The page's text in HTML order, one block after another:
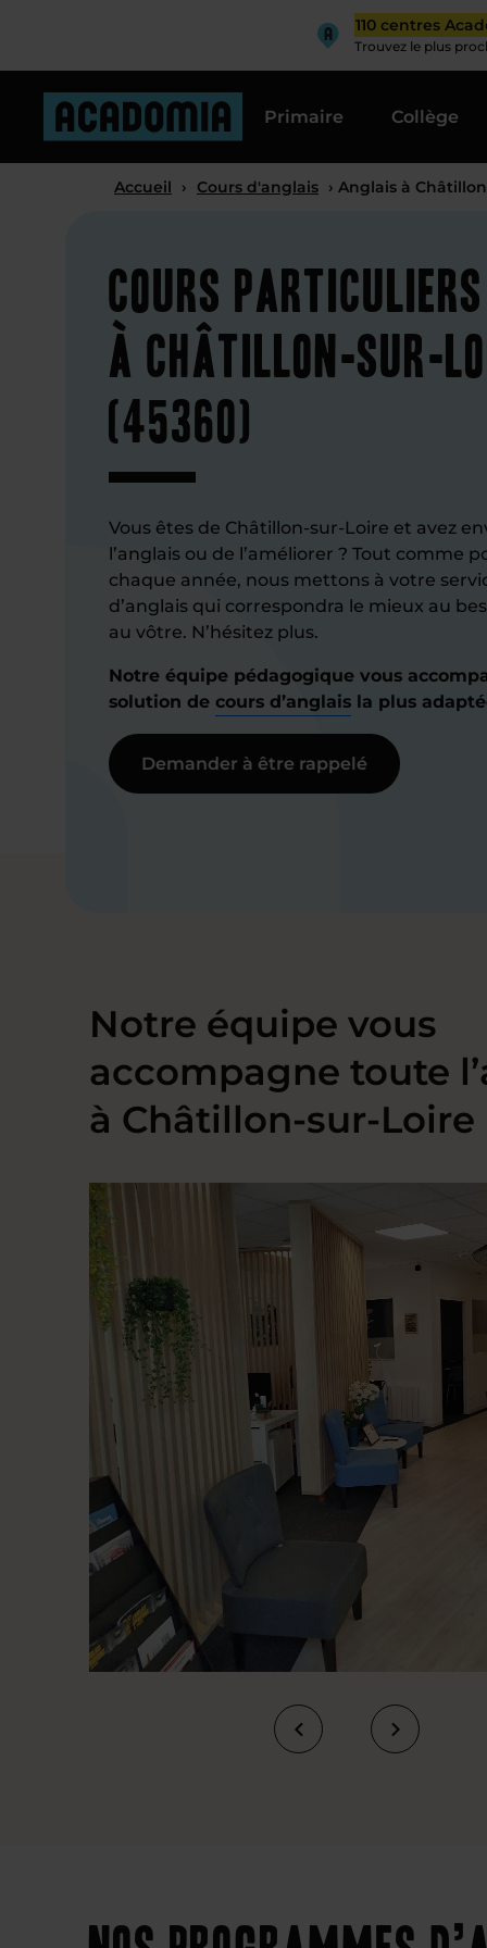
110 centres
Trouvez le plus
Primaire Collège
Accueil › Cours d'anglais › Anglais à
Cours
à Châtillon-sur-
(45360)
Vous êtes de Châtillon-sur-Loire et avez
l’anglais ou de l’améliorer ? Tout comme
chaque année, nous mettons à votre
d’anglais qui correspondra le mieux au
au vôtre. N’hésitez plus.
Notre équipe pédagogique vous
solution de cours d’anglais la plus
Demander à être rappelé
Notre équipe vous
accompagne toute
à Châtillon-sur-Loire